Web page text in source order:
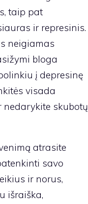
taip pat
ir represinis.
neigiamas
bloga
į depresinę
visada
skubotų
atrasite
savo
ir norus,
išraiška,